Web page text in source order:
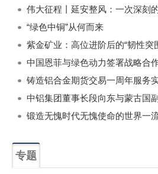
“绿色中铜”从何而来
紫金矿业：高位进阶后的“韧性突
中国恩菲与绿色动力签署战略合
铸造铝合金期货交易一周年服务
专题